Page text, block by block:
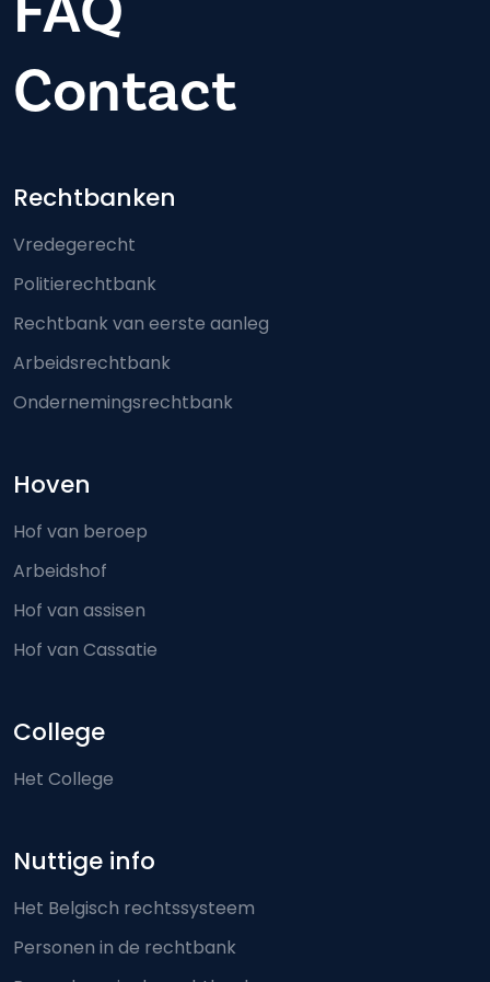
Contact
Footer-menu
Rechtbanken
Vredegerecht
Politierechtbank
Rechtbank van eerste aanleg
Arbeidsrechtbank
Ondernemingsrechtbank
Hoven
Hof van beroep
Arbeidshof
Hof van assisen
Hof van Cassatie
College
Het College
Nuttige info
Het Belgisch rechtssysteem
Personen in de rechtbank